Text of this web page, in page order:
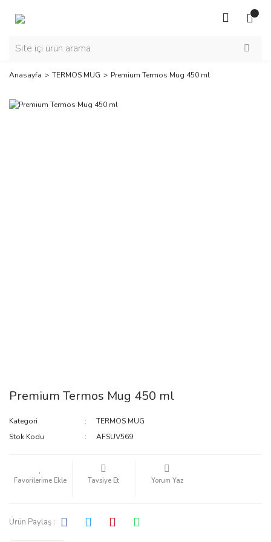
Anasayfa TERMOS MUG Premium Termos Mug 450 ml
Premium Termos Mug 450 ml
Kategori
TERMOS MUG
Stok Kodu
AFSUV569
Tavsiye Et Yorum Yaz
Ürün Paylaş :